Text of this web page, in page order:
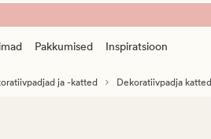
Pakkumised Inspiratsioon
ja -katted Dekoratiivpadja katted